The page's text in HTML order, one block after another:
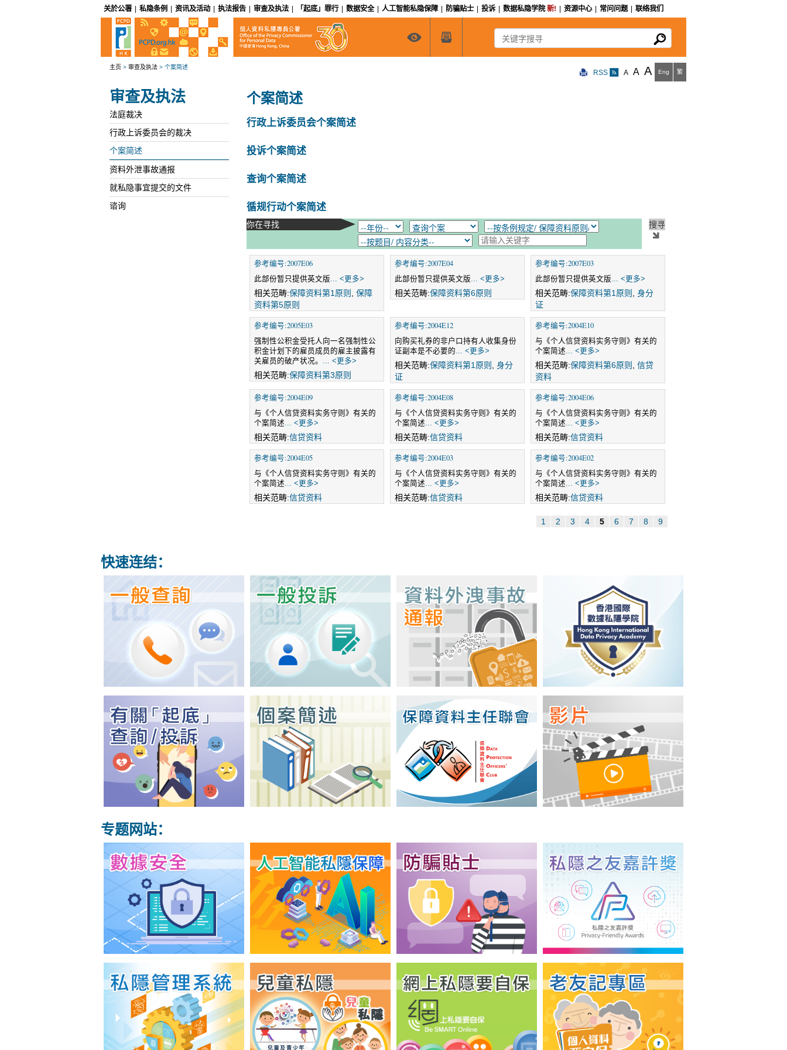
关於公署 私隐条例 资讯及活动 执法报告 审查及执法 「起底」罪行 数据安全 人工智能私隐保障 防骗贴士 投诉 数据私隐学院新! 资源中心 常问问题 联络我们
RSS A A A Eng 繁
主页 > 审查及执法 > 个案简述
审查及执法
法庭裁决
行政上诉委员会的裁决
个案简述
资料外泄事故通报
就私隐事宜提交的文件
谘询
个案简述
行政上诉委员会个案简述
投诉个案简述
查询个案简述
循规行动个案简述
你在寻找
参考编号:2007E06
此部份暂只提供英文版... <更多>
相关范畴:保障资料第1原则
保障
资料第5原则
参考编号:2007E04
此部份暂只提供英文版... <更多>
相关范畴:保障资料第6原则
参考编号:2007E03
此部份暂只提供英文版... <更多>
相关范畴:保障资料第1原则
身分
证
参考编号:2005E03
强制性公积金受托人向一名强制性公
积金计划下的雇员成员的雇主披露有
关雇员的破产状况。 ... <更多>
相关范畴:保障资料第3原则
参考编号:2004E12
向购买礼券的非户口持有人收集身份
证副本是不必要的... <更多>
相关范畴:保障资料第1原则
身分
证
参考编号:2004E10
与《个人信贷资料实务守则》有关的
个案简述... <更多>
相关范畴:保障资料第6原则
信贷
资料
参考编号:2004E09
与《个人信贷资料实务守则》有关的
个案简述... <更多>
相关范畴:信贷资料
参考编号:2004E08
与《个人信贷资料实务守则》有关的
个案简述... <更多>
相关范畴:信贷资料
参考编号:2004E06
与《个人信贷资料实务守则》有关的
个案简述... <更多>
相关范畴:信贷资料
参考编号:2004E05
与《个人信贷资料实务守则》有关的
个案简述... <更多>
相关范畴:信贷资料
参考编号:2004E03
与《个人信贷资料实务守则》有关的
个案简述... <更多>
相关范畴:信贷资料
参考编号:2004E02
与《个人信贷资料实务守则》有关的
个案简述... <更多>
相关范畴:信贷资料
1 2 3 4 5 6 7 8 9
快速连结：
专题网站：